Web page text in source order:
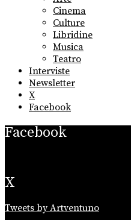
menu
Cinema
Culture
Libridine
Musica
Teatro
Interviste
Newsletter
X
Facebook
Facebook
X
Tweets by Artventuno